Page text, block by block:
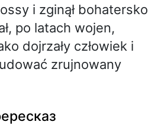
i zginął bohatersko
po latach wojen,
dojrzały człowiek i
zrujnowany